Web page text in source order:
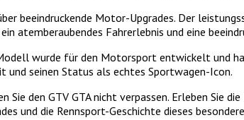
beeindruckende Motor-Upgrades. Der
atemberaubendes Fahrerlebnis und eine
wurde für den Motorsport entwickelt und
und seinen Status als echtes Sportwagen-Icon.
den GTV GTA nicht verpassen. Erleben Sie
und die Rennsport-Geschichte dieses